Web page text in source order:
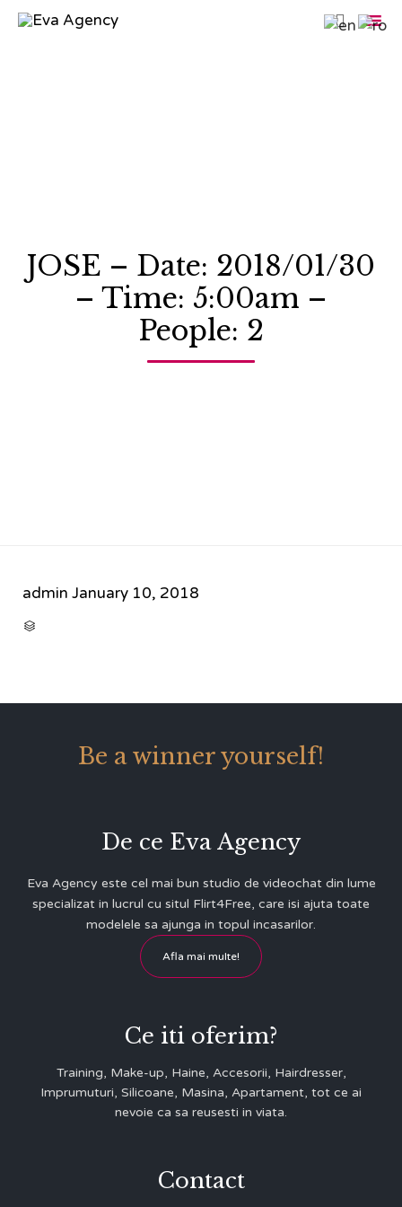

JOSE – Date: 2018/01/30
– Time: 5:00am –
People: 2
admin January 10, 2018

Be a winner yourself!
De ce Eva Agency
Eva Agency este cel mai bun studio de videochat din lume
specializat in lucrul cu situl Flirt4Free, care isi ajuta toate
modelele sa ajunga in topul incasarilor.
Afla mai multe!
Ce iti oferim?
Training, Make-up, Haine, Accesorii, Hairdresser,
Imprumuturi, Silicoane, Masina, Apartament, tot ce ai
nevoie ca sa reusesti in viata.
Contact